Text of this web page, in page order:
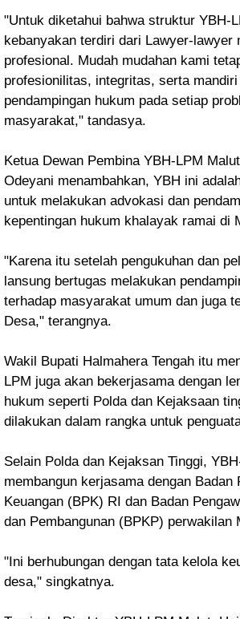
"Untuk diketahui bahwa struktur YBH-
kebanyakan terdiri dari Lawyer-lawyer
profesional. Mudah mudahan kami
profesionilitas, integritas, serta
pendampingan hukum pada setiap
masyarakat," tandasya.
Ketua Dewan Pembina YBH-LPM
Odeyani menambahkan, YBH ini
untuk melakukan advokasi dan
kepentingan hukum khalayak ramai di
"Karena itu setelah pengukuhan dan
lansung bertugas melakukan
terhadap masyarakat umum dan juga
Desa," terangnya.
Wakil Bupati Halmahera Tengah itu
LPM juga akan bekerjasama dengan
hukum seperti Polda dan Kejaksaan
dilakukan dalam rangka untuk
Selain Polda dan Kejaksan Tinggi,
membangun kerjasama dengan Badan
Keuangan (BPK) RI dan Badan
dan Pembangunan (BPKP) perwakilan
"Ini berhubungan dengan tata kelola
desa," singkatnya.